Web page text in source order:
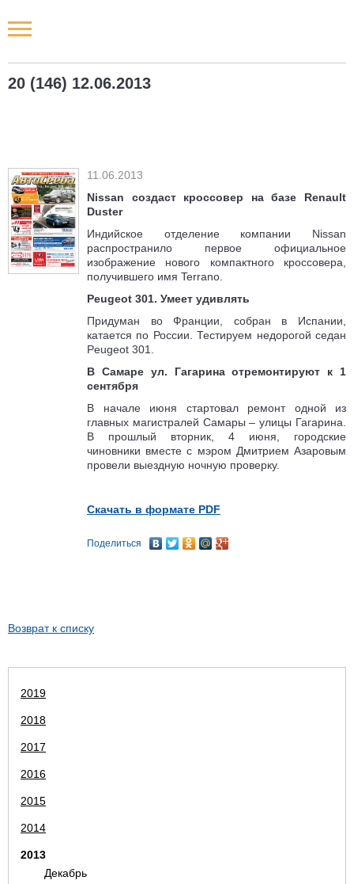
20 (146) 12.06.2013
11.06.2013
Nissan создаст кроссовер на базе Renault
Duster
Индийское отделение компании Nissan
распространило первое официальное
изображение нового компактного кроссовера,
получившего имя Terrano.
Peugeot 301. Умеет удивлять
Придуман во Франции, собран в Испании,
катается по России. Тестируем недорогой седан
Peugeot 301.
В Самаре ул. Гагарина отремонтируют к 1
сентября
В начале июня стартовал ремонт одной из
главных магистралей Самары – улицы Гагарина.
В прошлый вторник, 4 июня, городские
чиновники вместе с мэром Дмитрием Азаровым
провели выездную ночную проверку.
Скачать в формате PDF
Поделиться
Возврат к списку
2019
2018
2017
2016
2015
2014
2013
Декабрь
Новости РФ
Наши мероприятия
Статьи